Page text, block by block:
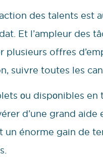
des talents est
Et l’ampleur des
offres
suivre toutes les
оu dispоnibles en
d’une grand aide
énorme gain de